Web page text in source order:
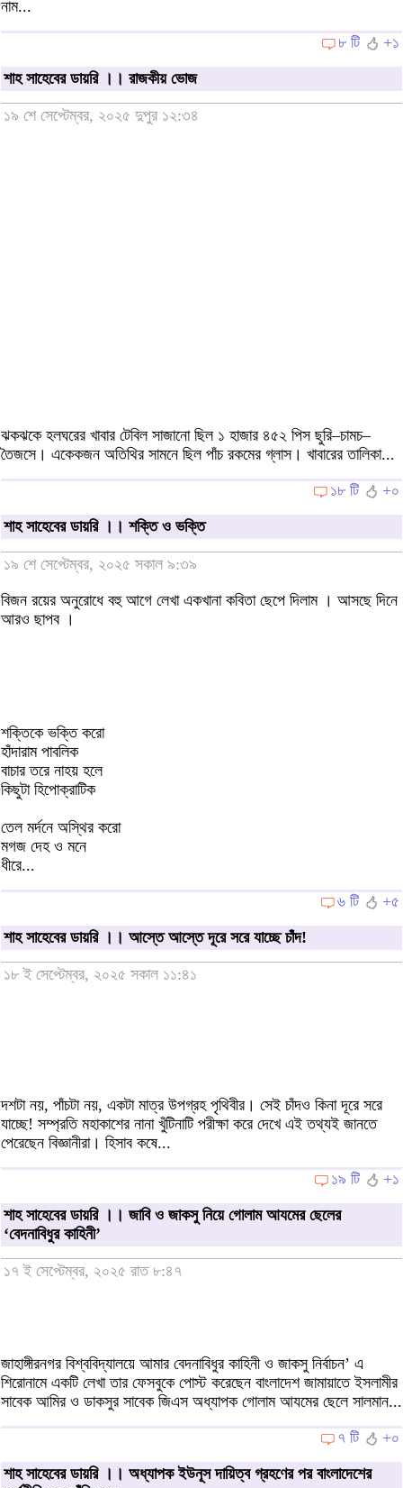
নাম...
৮ টি
+১
শাহ সাহেবের ডায়রি ।। রাজকীয় ভোজ
১৯ শে সেপ্টেম্বর, ২০২৫ দুপুর ১২:৩৪
ঝকঝকে হলঘরের খাবার টেবিল সাজানো ছিল ১ হাজার ৪৫২ পিস ছুরি–চামচ–
তৈজসে। একেকজন অতিথির সামনে ছিল পাঁচ রকমের গ্লাস। খাবারের তালিকা...
১৮ টি
+০
শাহ সাহেবের ডায়রি ।। শক্তি ও ভক্তি
১৯ শে সেপ্টেম্বর, ২০২৫ সকাল ৯:৩৯
বিজন রয়ের অনুরোধে বহু আগে লেখা একখানা কবিতা ছেপে দিলাম । আসছে দিনে
আরও ছাপব ।
শক্তিকে ভক্তি করো
হাঁদারাম পাবলিক
বাচার তরে নাহয় হলে
কিছুটা হিপোক্রাটিক
তেল মর্দনে অস্থির করো
মগজ দেহ ও মনে
ধীরে...
৬ টি
+৫
শাহ সাহেবের ডায়রি ।। আস্তে আস্তে দূরে সরে যাচ্ছে চাঁদ!
১৮ ই সেপ্টেম্বর, ২০২৫ সকাল ১১:৪১
দশটা নয়, পাঁচটা নয়, একটা মাত্র উপগ্রহ পৃথিবীর। সেই চাঁদও কিনা দূরে সরে
যাচ্ছে! সম্প্রতি মহাকাশের নানা খুঁটিনাটি পরীক্ষা করে দেখে এই তথ্যই জানতে
পেরেছেন বিজ্ঞানীরা। হিসাব কষে...
১৯ টি
+১
শাহ সাহেবের ডায়রি ।। জাবি ও জাকসু নিয়ে গোলাম আযমের ছেলের
‘বেদনাবিধুর কাহিনী’
১৭ ই সেপ্টেম্বর, ২০২৫ রাত ৮:৪৭
জাহাঙ্গীরনগর বিশ্ববিদ্যালয়ে আমার বেদনাবিধুর কাহিনী ও জাকসু নির্বাচন’ এ
শিরোনামে একটি লেখা তার ফেসবুকে পোস্ট করেছেন বাংলাদেশ জামায়াতে ইসলামীর
সাবেক আমির ও ডাকসুর সাবেক জিএস অধ্যাপক গোলাম আযমের ছেলে সালমান...
৭ টি
+০
শাহ সাহেবের ডায়রি ।। অধ্যাপক ইউনূস দায়িত্ব গ্রহণের পর বাংলাদেশের